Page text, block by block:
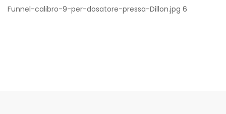
Funnel-calibro-9-per-dosatore-pressa-Dillon.jpg 6